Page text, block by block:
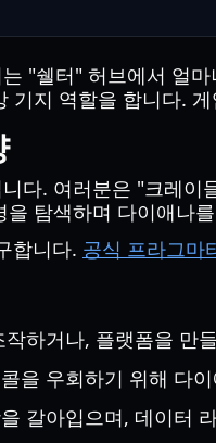
"쉘터" 허브에서 얼
기지 역할을 합니다.
다. 여러분은 "크레
탐색하며 다이애나
합니다. 공식 프라그마
하거나, 플랫폼을 만
을 우회하기 위해 다
갈아입으며, 데이터